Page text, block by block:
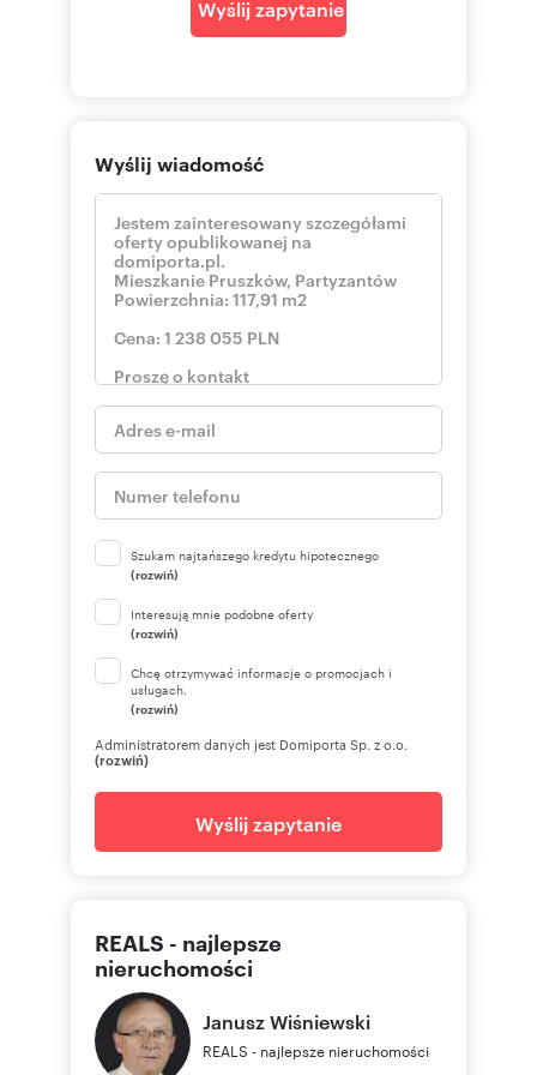
nieuczciwej konkurencji (Dz. U. z 2003 r., Nr 153,
poz. 1503 z późn. zm.).
Numer oferty: 288096/3376/OMS
Nr licencji zawodowej: 18055
Wyślij zapytanie
Wyślij wiadomość
Szukam najtańszego kredytu hipotecznego
(rozwiń)
Interesują mnie podobne oferty
(rozwiń)
Chcę otrzymywać informacje o promocjach i
usługach.
(rozwiń)
Administratorem danych jest Domiporta Sp. z o.o.
(rozwiń)
Wyślij zapytanie
REALS - najlepsze
nieruchomości
JanuszWiśniewski
REALS - najlepsze nieruchomości